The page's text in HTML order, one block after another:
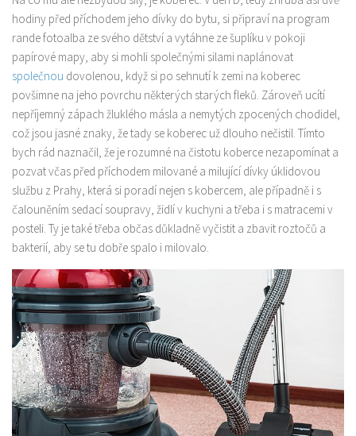
hodiny před příchodem jeho dívky do bytu, si připraví na program
rande fotoalba ze svého dětství a vytáhne ze šuplíku v pokoji
papírové mapy, aby si mohli společnými silami naplánovat
společnou dovolenou, když si po sehnutí k zemi na koberec
povšimne na jeho povrchu některých starých fleků. Zároveň ucítí
nepříjemný zápach žluklého másla a nemytých zpocených chodidel,
což jsou jasné znaky, že tady se koberec už dlouho nečistil. Tímto
bych rád naznačil, že je rozumné na čistotu koberce nezapomínat a
pozvat včas před příchodem milované a milující dívky úklidovou
službu z Prahy, která si poradí nejen s kobercem, ale případně i s
čalouněním sedací soupravy, židlí v kuchyni a třeba i s matracemi v
posteli. Ty je také třeba občas důkladně vyčistit a zbavit roztočů a
bakterií, aby se tu dobře spalo i milovalo.